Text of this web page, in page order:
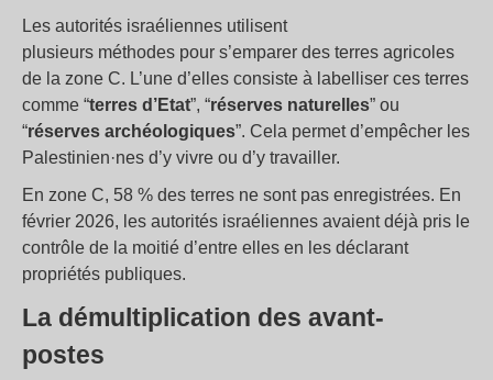
Les autorités israéliennes utilisent
plusieurs méthodes pour s’emparer des terres agricoles
de la zone C. L’une d’elles consiste à labelliser ces terres
comme “terres d’Etat”, “réserves naturelles” ou
“réserves archéologiques”. Cela permet d’empêcher les
Palestinien·nes d’y vivre ou d’y travailler.
En zone C, 58 % des terres ne sont pas enregistrées. En
février 2026, les autorités israéliennes avaient déjà pris le
contrôle de la moitié d’entre elles en les déclarant
propriétés publiques.
La démultiplication des avant-
postes